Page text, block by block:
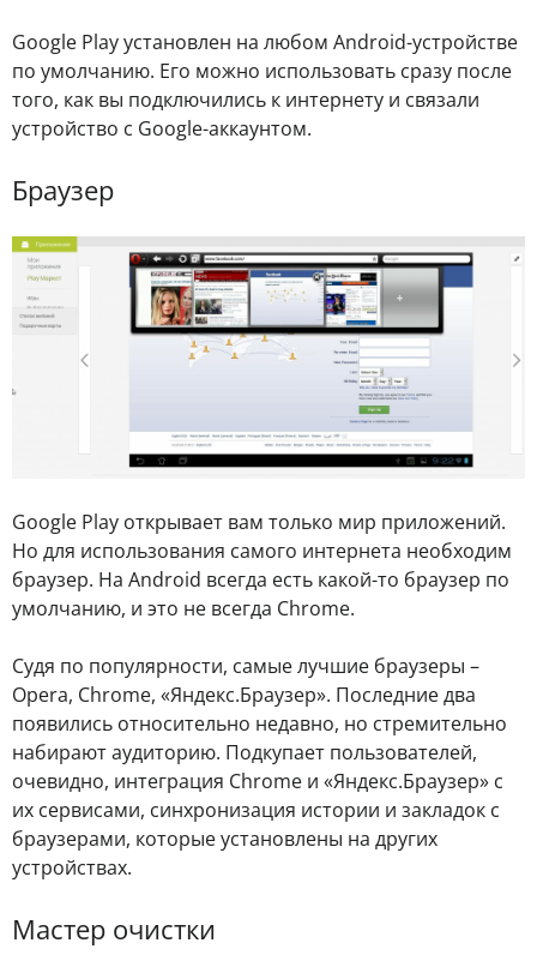
Google Play установлен на любом Android-устройстве
по умолчанию. Его можно использовать сразу после
того, как вы подключились к интернету и связали
устройство с Google-аккаунтом.
Браузер
Google Play открывает вам только мир приложений.
Но для использования самого интернета необходим
браузер. На Android всегда есть какой-то браузер по
умолчанию, и это не всегда Chrome.
Судя по популярности, самые лучшие браузеры –
Opera, Chrome, «Яндекс.Браузер». Последние два
появились относительно недавно, но стремительно
набирают аудиторию. Подкупает пользователей,
очевидно, интеграция Chrome и «Яндекс.Браузер» с
их сервисами, синхронизация истории и закладок с
браузерами, которые установлены на других
устройствах.
Мастер очистки